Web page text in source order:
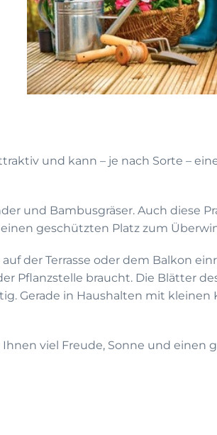
und kann – je nach Sorte –
und Bambusgräser. Auch diese
geschützten Platz zum
der Terrasse oder dem Balkon
Pflanzstelle braucht. Die Blätter
Gerade in Haushalten mit kleinen
viel Freude, Sonne und einen